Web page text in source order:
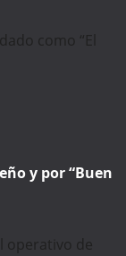
como “El
y por “Buen
operativo de